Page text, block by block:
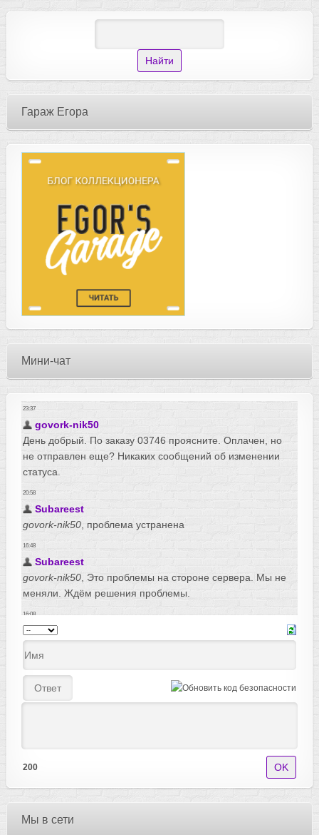
Гараж Егора
Мини-чат
200
Мы в сети